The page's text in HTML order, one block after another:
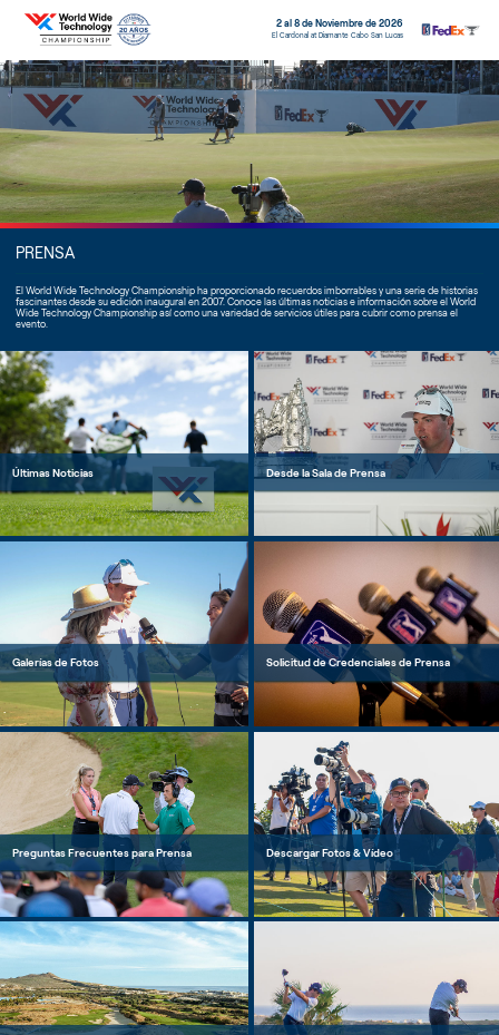
2 al 8 de Noviembre de 2026
El Cardonal at Diamante Cabo San Lucas
PRENSA
El World Wide Technology Championship ha proporcionado recuerdos imborrables y una serie de historias
fascinantes desde su edición inaugural en 2007. Conoce las últimas noticias e información sobre el World
Wide Technology Championship así como una variedad de servicios útiles para cubrir como prensa el
evento.
Últimas Noticias Desde la Sala de Prensa
Galerías de Fotos Solicitud de Credenciales de Prensa
Preguntas Frecuentes para Prensa Descargar Fotos & Vídeo